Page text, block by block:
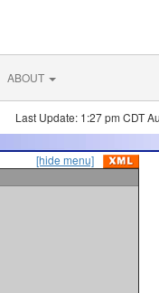
ABOUT
Last Update: 1:27 pm CDT
[hide menu]